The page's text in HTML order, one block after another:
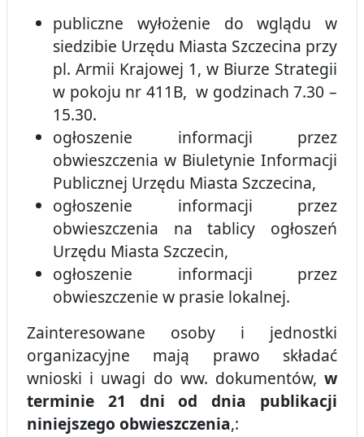
publiczne wyłożenie do wglądu w
siedzibie Urzędu Miasta Szczecina przy
pl. Armii Krajowej 1, w Biurze Strategii
w pokoju nr 411B, w godzinach 7.30 –
15.30.
ogłoszenie informacji przez
obwieszczenia w Biuletynie Informacji
Publicznej Urzędu Miasta Szczecina,
ogłoszenie informacji przez
obwieszczenia na tablicy ogłoszeń
Urzędu Miasta Szczecin,
ogłoszenie informacji przez
obwieszczenie w prasie lokalnej.
Zainteresowane osoby i jednostki
organizacyjne mają prawo składać
wnioski i uwagi do ww. dokumentów, w
terminie 21 dni od dnia publikacji
niniejszego obwieszczenia,: